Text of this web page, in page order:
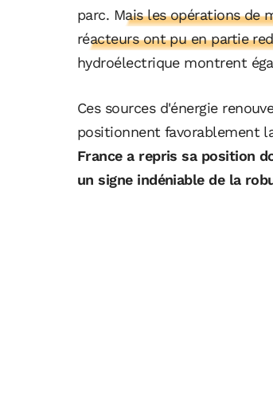
parc. Mais les opérations de
réacteurs ont pu en partie
hydroélectrique montrent
Ces sources d'énergie
positionnent favorablement
France a repris sa position
un signe indéniable de la